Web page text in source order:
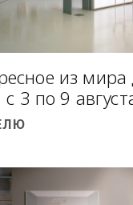
из мира
с 3 по 9